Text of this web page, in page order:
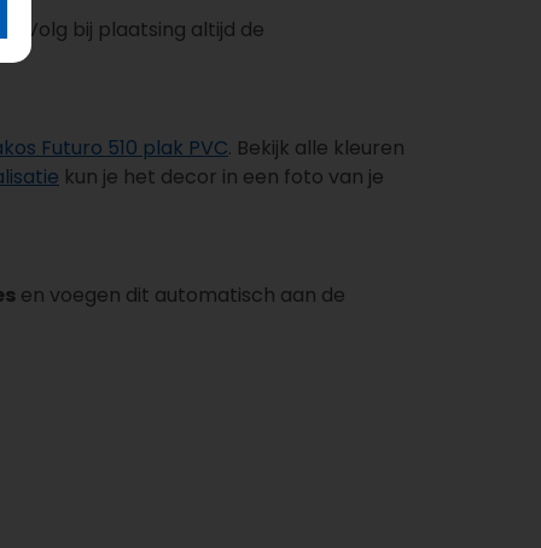
Volg bij plaatsing altijd de
Futuro 510 plak PVC. Bekijk alle kleuren
kun je het decor in een foto van je
en voegen dit automatisch aan de